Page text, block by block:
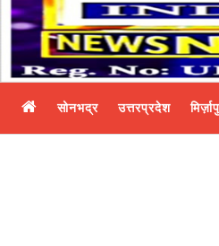
सोनभद्र उत्तरप्रदेश